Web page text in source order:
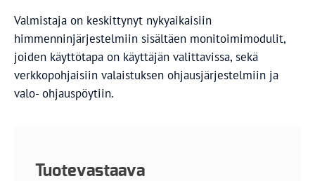
Valmistaja on keskittynyt nykyaikaisiin
himmenninjärjestelmiin sisältäen monitoimimodulit,
joiden käyttötapa on käyttäjän valittavissa, sekä
verkkopohjaisiin valaistuksen ohjausjärjestelmiin ja
valo- ohjauspöytiin.
Tuotevastaava